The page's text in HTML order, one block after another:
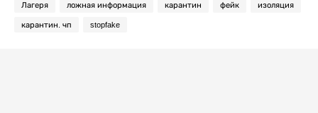
Лагеря ложная информация карантин фейк изоляция
карантин. чп stopfake